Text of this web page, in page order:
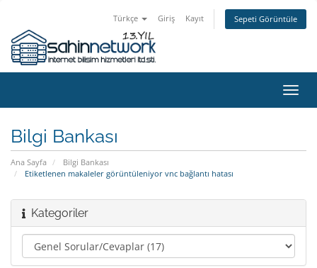
Türkçe Giriş Kayıt Sepeti Görüntüle
Bilgi Bankası
Ana Sayfa
Bilgi Bankası
Etiketlenen makaleler görüntüleniyor vnc bağlantı hatası
Kategoriler